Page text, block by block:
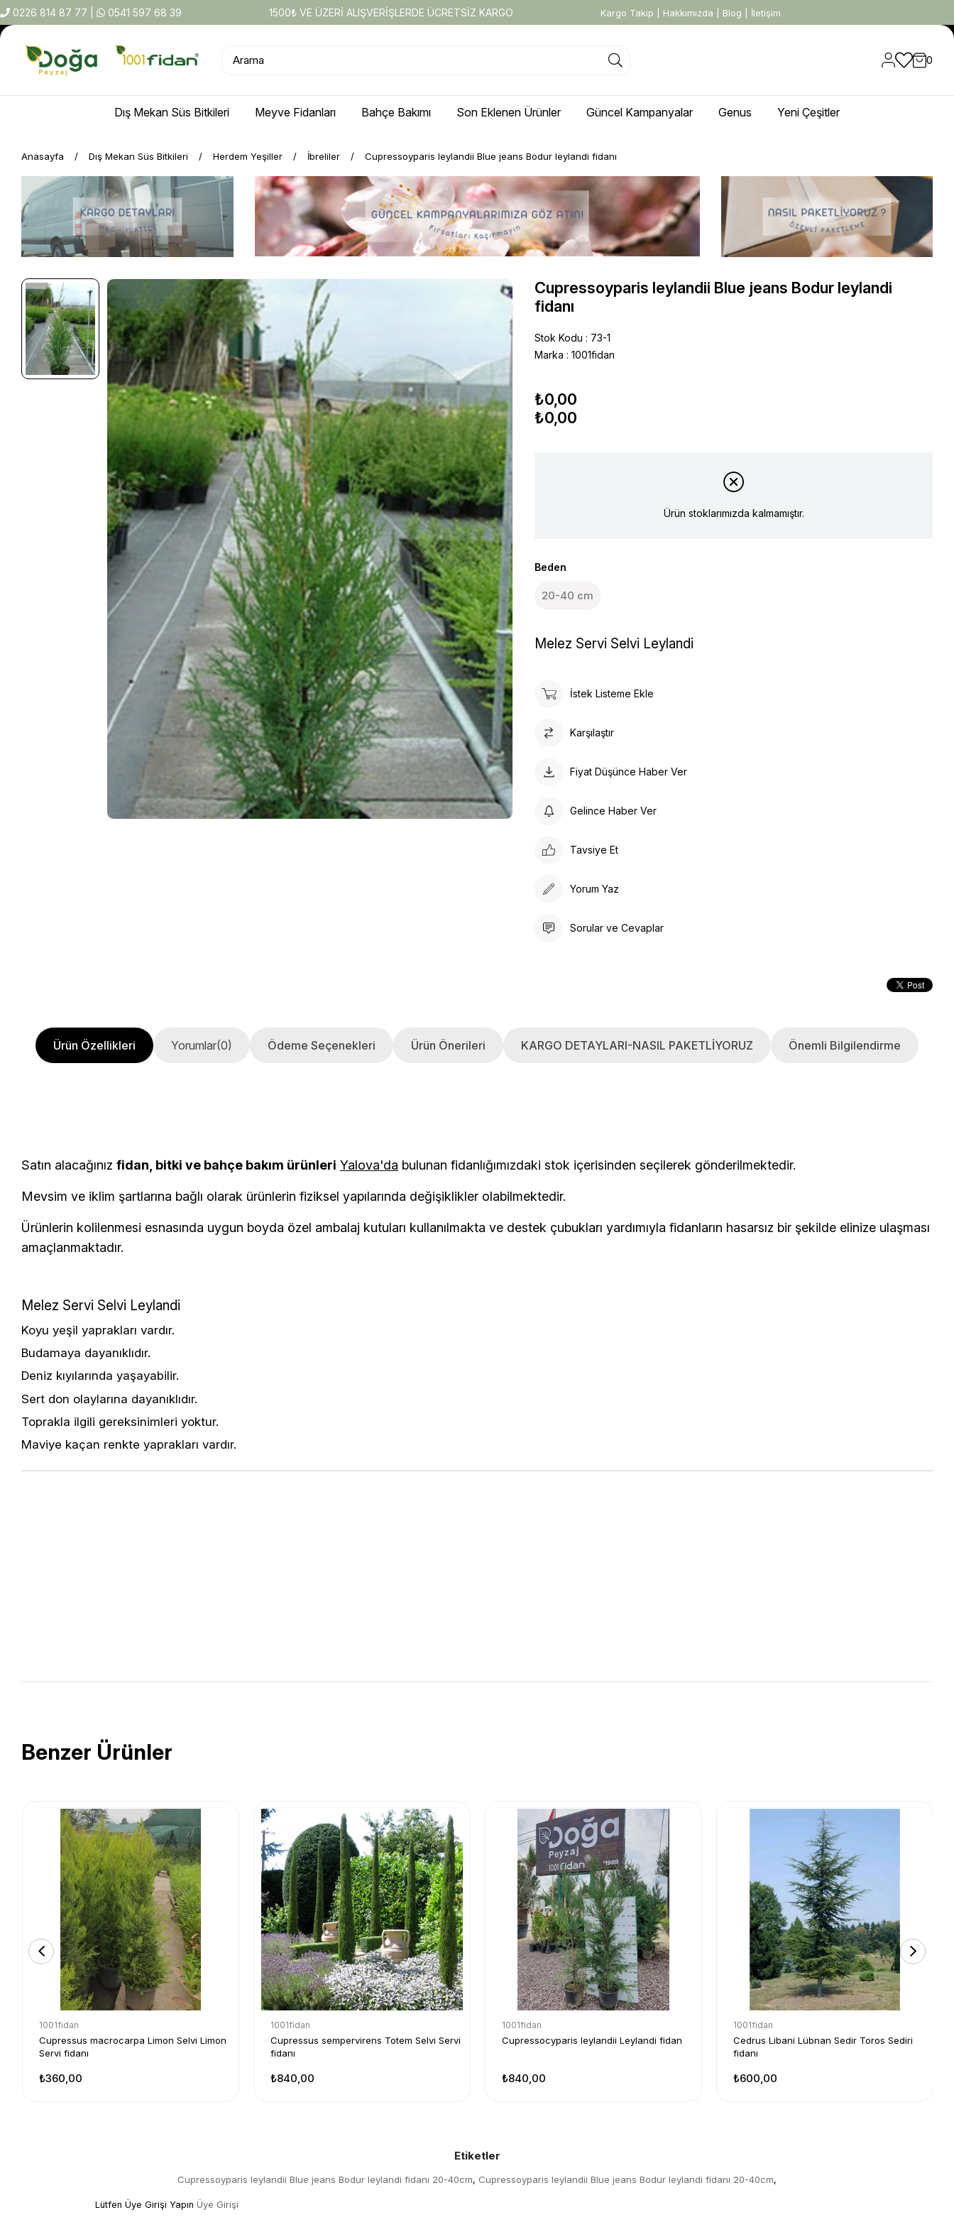
0226 814 87 77 0541 597 68 39 1500₺ VE ÜZERİ ALIŞVERİŞLERDE ÜCRETSİZ KARGO Kargo Takip Hakkımızda Blog İletişim
0
Dış Mekan Süs Bitkileri Meyve Fidanları Bahçe Bakımı Son Eklenen Ürünler Güncel Kampanyalar Genus Yeni Çeşitler
Anasayfa Dış Mekan Süs Bitkileri Herdem Yeşiller İbreliler Cupressoyparis leylandii Blue jeans Bodur leylandi fidanı
Cupressoyparis leylandii Blue jeans Bodur leylandi
fidanı
Stok Kodu
73-1
Marka : 1001fidan
₺0,00
₺0,00
Ürün stoklarımızda kalmamıştır.
Beden
20-40 cm
Melez Servi Selvi Leylandi
İstek Listeme Ekle
Karşılaştır
Fiyat Düşünce Haber Ver
Gelince Haber Ver
Tavsiye Et
Yorum Yaz
Sorular ve Cevaplar
Ürün Özellikleri Yorumlar(0) Ödeme Seçenekleri Ürün Önerileri KARGO DETAYLARI-NASIL PAKETLİYORUZ Önemli Bilgilendirme
Satın alacağınız fidan, bitki ve bahçe bakım ürünleri Yalova'da bulunan fidanlığımızdaki stok içerisinden seçilerek gönderilmektedir.
Mevsim ve iklim şartlarına bağlı olarak ürünlerin fiziksel yapılarında değişiklikler olabilmektedir.
Ürünlerin kolilenmesi esnasında uygun boyda özel ambalaj kutuları kullanılmakta ve destek çubukları yardımıyla fidanların hasarsız bir şekilde elinize ulaşması
amaçlanmaktadır.
Melez Servi Selvi Leylandi
Koyu yeşil yaprakları vardır.
Budamaya dayanıklıdır.
Deniz kıyılarında yaşayabilir.
Sert don olaylarına dayanıklıdır.
Toprakla ilgili gereksinimleri yoktur.
Maviye kaçan renkte yaprakları vardır.
Benzer Ürünler
1001fidan
Cupressus macrocarpa Limon Selvi Limon
Servi fidanı
₺360,00
1001fidan
Cupressus sempervirens Totem Selvi Servi
fidanı
₺840,00
1001fidan
Cupressocyparis leylandii Leylandi fidan
₺840,00
1001fidan
Cedrus Libani Lübnan Sedir Toros Sediri
fidanı
₺600,00
Etiketler
Cupressoyparis leylandii Blue jeans Bodur leylandi fidanı 20-40cm, Cupressoyparis leylandii Blue jeans Bodur leylandi fidanı 20-40cm,
Lütfen Üye Girişi Yapın Üye Girişi